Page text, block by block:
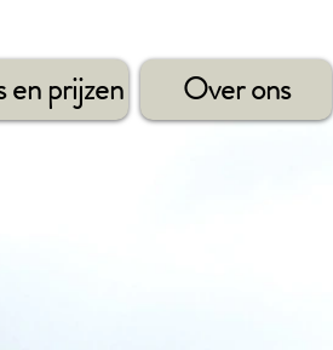
en prijzen Over ons